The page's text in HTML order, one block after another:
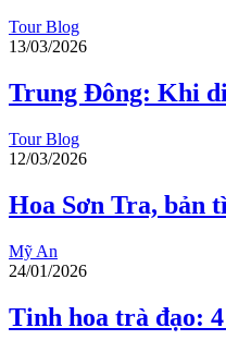
Tour Blog
13/03/2026
Trung Đông: Khi
Tour Blog
12/03/2026
Hoa Sơn Tra, bản
Mỹ An
24/01/2026
Tinh hoa trà đạo: